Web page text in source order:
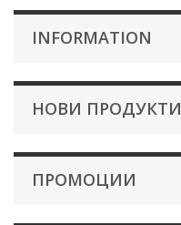
INFORMATION
НОВИ ПРОДУКТИ
ПРОМОЦИИ